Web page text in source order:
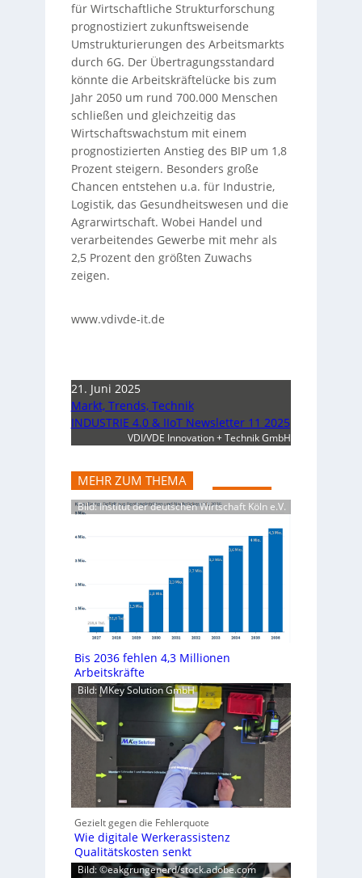
für Wirtschaftliche Strukturforschung
prognostiziert zukunftsweisende
Umstrukturierungen des Arbeitsmarkts
durch 6G. Der Übertragungsstandard
könnte die Arbeitskräftelücke bis zum
Jahr 2050 um rund 700.000 Menschen
schließen und gleichzeitig das
Wirtschaftswachstum mit einem
prognostizierten Anstieg des BIP um 1,8
Prozent steigern. Besonders große
Chancen entstehen u.a. für Industrie,
Logistik, das Gesundheitswesen und die
Agrarwirtschaft. Wobei Handel und
verarbeitendes Gewerbe mit mehr als
2,5 Prozent den größten Zuwachs
zeigen.
www.vdivde-it.de
21. Juni 2025
Markt, Trends, Technik
INDUSTRIE 4.0 & IIoT Newsletter 11 2025
VDI/VDE Innovation + Technik GmbH
MEHR ZUM THEMA
Bild: Institut der deutschen Wirtschaft Köln e.V.
Bis 2036 fehlen 4,3 Millionen
Arbeitskräfte
Bild: MKey Solution GmbH
Gezielt gegen die Fehlerquote
Wie digitale Werkerassistenz
Qualitätskosten senkt
Bild: ©eakgrungenerd/stock.adobe.com